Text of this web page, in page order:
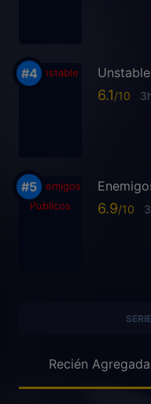
Unstable
6.1
6.9
Recién